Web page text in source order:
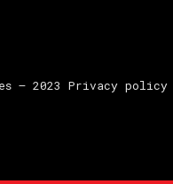
– 2023 Privacy policy